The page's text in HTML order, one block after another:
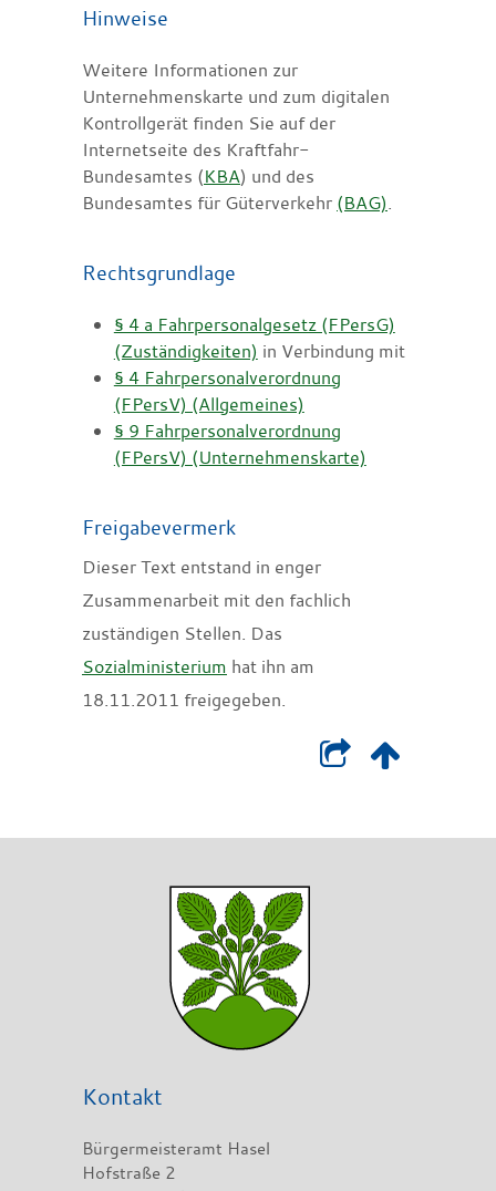
Hinweise
Weitere Informationen zur
Unternehmenskarte und zum digitalen
Kontrollgerät finden Sie auf der
Internetseite des Kraftfahr-
Bundesamtes (KBA) und des
Bundesamtes für Güterverkehr (BAG).
Rechtsgrundlage
§ 4 a Fahrpersonalgesetz (FPersG)
(Zuständigkeiten) in Verbindung mit
§ 4 Fahrpersonalverordnung
(FPersV) (Allgemeines)
§ 9 Fahrpersonalverordnung
(FPersV) (Unternehmenskarte)
Freigabevermerk
Dieser Text entstand in enger
Zusammenarbeit mit den fachlich
zuständigen Stellen. Das
Sozialministerium hat ihn am
18.11.2011 freigegeben.
Kontakt
Bürgermeisteramt Hasel
Hofstraße 2